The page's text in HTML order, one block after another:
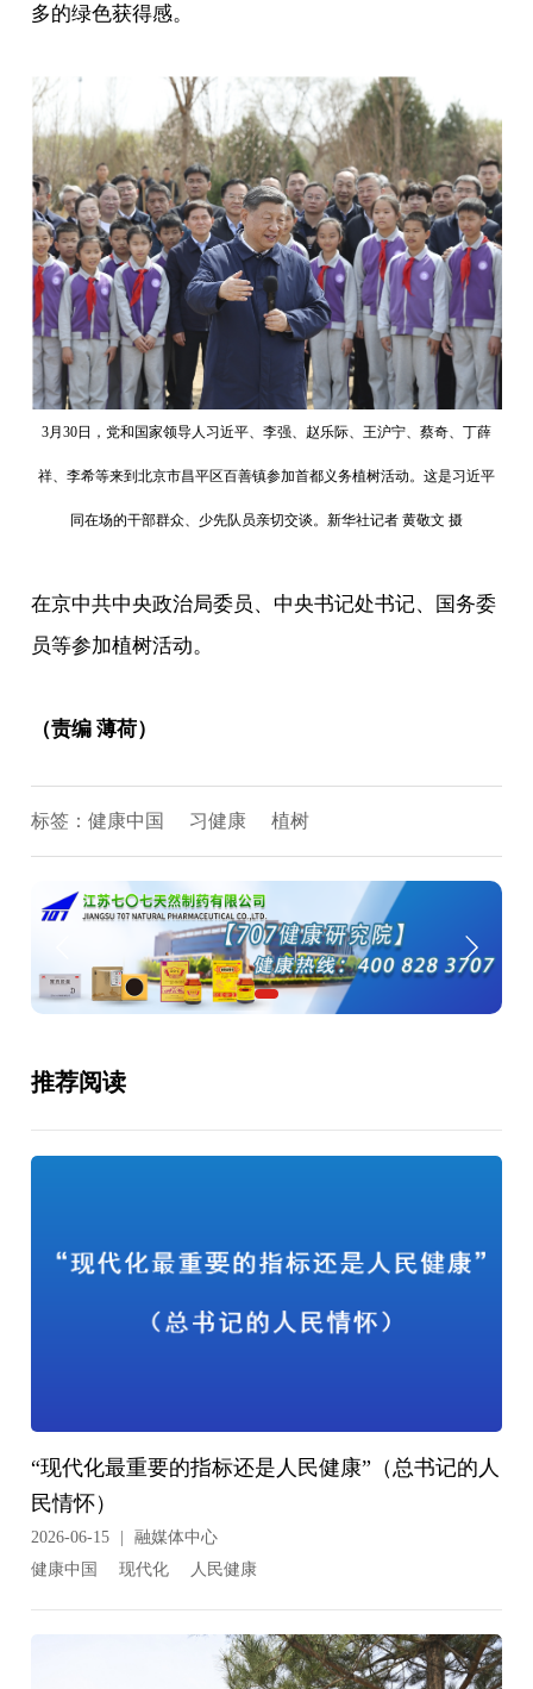
多的绿色获得感。
3月30日，党和国家领导人习近平、李强、赵乐际、王沪宁、蔡奇、丁薛
祥、李希等来到北京市昌平区百善镇参加首都义务植树活动。这是习近平
同在场的干部群众、少先队员亲切交谈。新华社记者 黄敬文 摄
在京中共中央政治局委员、中央书记处书记、国务委
员等参加植树活动。
（责编 薄荷）
标签：健康中国 习健康 植树
推荐阅读
“现代化最重要的指标还是人民健康”（总书记的人
民情怀）
2026-06-15
融媒体中心
健康中国
现代化 人民健康